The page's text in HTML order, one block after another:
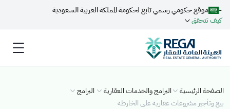
-
موقع حكومي رسمي تابع لحكومة المملكة العربية السعودية
كيف تتحقق
الصفحة الرئيسية البرامج والخدمات العقارية
البرامج
بيع وتأجير مشروعات عقارية على الخارطة